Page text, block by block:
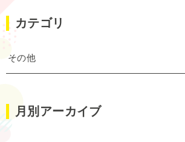
カテゴリ
その他
月別アーカイブ